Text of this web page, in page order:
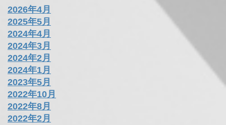
2026年4月
2025年5月
2024年4月
2024年3月
2024年2月
2024年1月
2023年5月
2022年10月
2022年8月
2022年2月